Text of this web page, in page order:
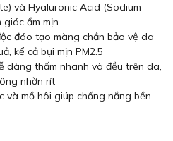
và Hyaluronic Acid (Sodium
ẩm mịn
đáo tạo màng chắn bảo vệ da
kể cả bụi mịn PM2.5
dàng thấm nhanh và đều trên da,
nhờn rít
và mồ hôi giúp chống nắng bền